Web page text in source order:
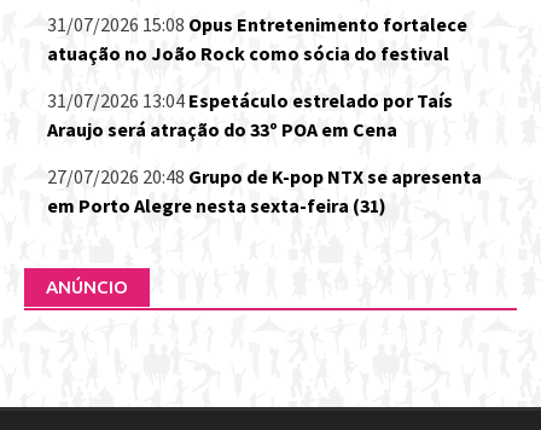
31/07/2026 15:08 Opus Entretenimento fortalece
atuação no João Rock como sócia do festival
31/07/2026 13:04 Espetáculo estrelado por Taís
Araujo será atração do 33º POA em Cena
27/07/2026 20:48 Grupo de K-pop NTX se apresenta
em Porto Alegre nesta sexta-feira (31)
ANÚNCIO